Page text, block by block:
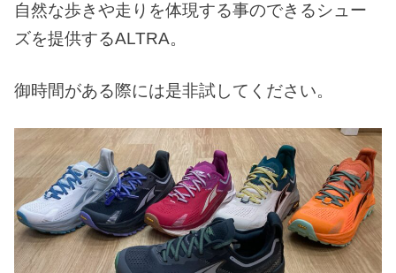
自然な歩きや走りを体現する事のできるシュー
ズを提供するALTRA。
御時間がある際には是非試してください。